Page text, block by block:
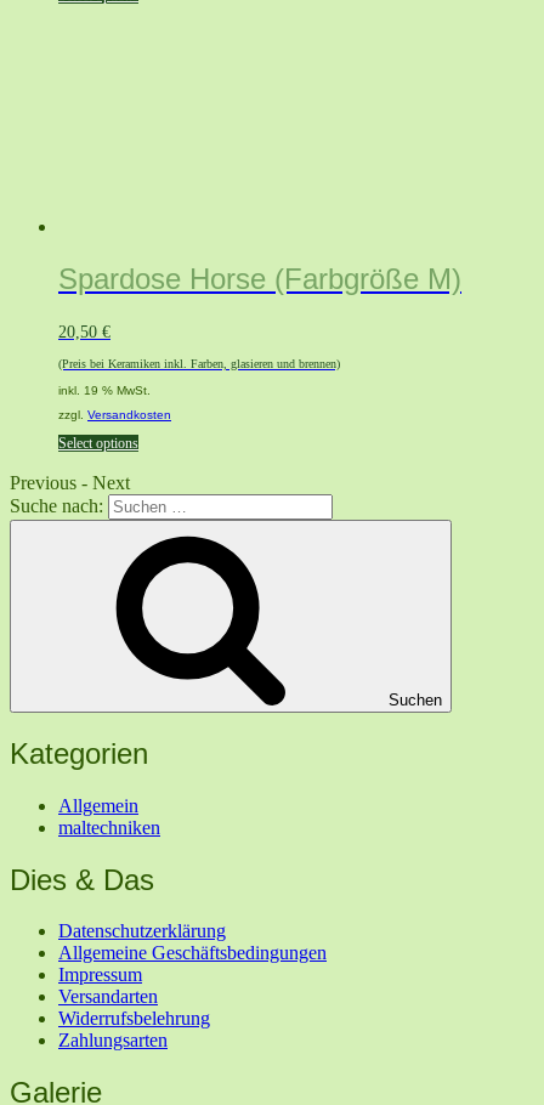
Spardose Horse (Farbgröße M)
20,50 €
(Preis bei Keramiken inkl. Farben, glasieren und brennen)
inkl. 19 % MwSt.
zzgl. Versandkosten
Select options
Previous - Next
Suche nach:
Suchen
Kategorien
Allgemein
maltechniken
Dies & Das
Datenschutzerklärung
Allgemeine Geschäftsbedingungen
Impressum
Versandarten
Widerrufsbelehrung
Zahlungsarten
Galerie